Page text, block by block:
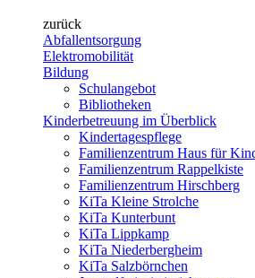
zurück
Abfallentsorgung
Elektromobilität
Bildung
Schulangebot
Bibliotheken
Kinderbetreuung im Überblick
Kindertagespflege
Familienzentrum Haus für
Familienzentrum Rappelkiste
Familienzentrum Hirschberg
KiTa Kleine Strolche
KiTa Kunterbunt
KiTa Lippkamp
KiTa Niederbergheim
KiTa Salzbörnchen